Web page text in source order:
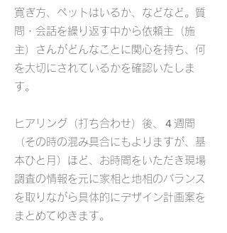
寛ぎ方、ペットはいるか、などなど。質
問・会話を繰り返す中から依頼主（施
主）さんがどんなことに関心を持ち、何
を大切にされているかを確認いたしま
す。
ヒアリング（打ち合わせ）後、４週間
（その時の混み具合にもよりますが、基
本ひと月）ほど、お時間をいただき現場
調査の情報を元に家相と地相のバランス
を取りながら具体的にデザイン計画案を
まとめてゆきます。